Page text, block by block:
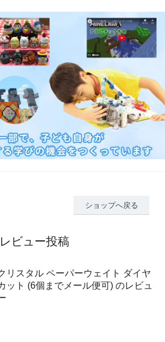
ショップへ戻る
レビュー投稿
リスタル ペーパーウェイト ダイヤ
ット (6個までメール便可) のレビュ